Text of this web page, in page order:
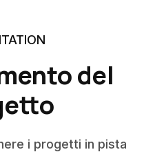
del
i progetti in pista